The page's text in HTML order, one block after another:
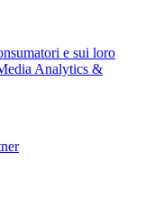
e sui loro
Analytics &